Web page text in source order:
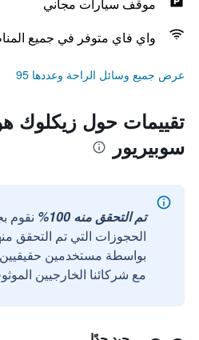
واي فاي متوفر في جميع
عرض جميع وسائل الراحة وعددها 95
تقييمات حول زيكلوك
سوبيريور
تم التحقق منه 100%
نقوم
الحجوزات التي تم التحقق
مع شركائنا الخارجيين